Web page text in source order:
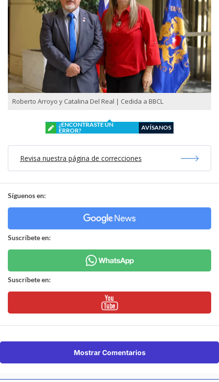
Roberto Arroyo y Catalina Del Real | Cedida a BBCL
¿ENCONTRASTE UN
ERROR?
AVÍSANOS
Revisa nuestra página de correcciones
Síguenos en:
Suscríbete en:
Suscríbete en:
Mostrar Comentarios